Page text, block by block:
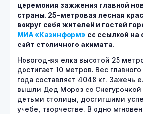
церемония зажжения главной
страны. 25-метровая лесная
вокруг себя жителей и гостей
МИА «Казинформ» со ссылкой на
сайт столичного акимата.
Новогодняя елка высотой 25
достигает 10 метров. Вес
года составляет 4048 кг. Зажечь
вышли Дед Мороз со Снегурочкой
детьми столицы, достигшими
учебе, творчестве. В одно